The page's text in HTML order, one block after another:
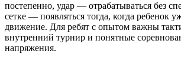
постепенно, удар — отрабатываться без
сетке — появляться тогда, когда ребенок
движение. Для ребят с опытом важны
внутренний турнир и понятные
напряжения.